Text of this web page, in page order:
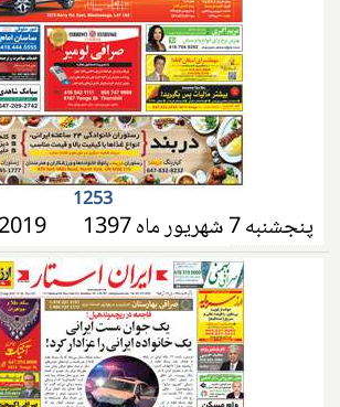
1253
پنجشنبه 7 شهریور ماه 1397